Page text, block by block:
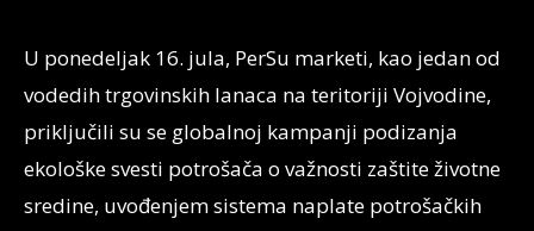
U ponedeljak 16. jula, PerSu marketi, kao jedan od
vodedih trgovinskih lanaca na teritoriji Vojvodine,
priključili su se globalnoj kampanji podizanja
ekološke svesti potrošača o važnosti zaštite životne
sredine, uvođenjem sistema naplate potrošačkih